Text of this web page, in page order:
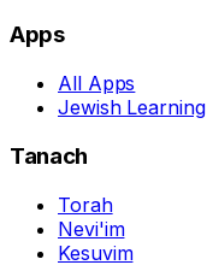
Apps
All Apps
Jewish Learning
Tanach
Torah
Nevi'im
Kesuvim